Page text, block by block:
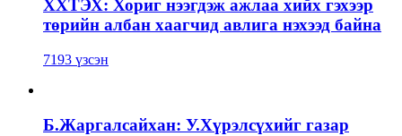
ХХТЭХ: Хориг нээгдэж ажлаа хийх гэхээр
төрийн албан хаагчид авлига нэхээд байна
7193 үзсэн
Б.Жаргалсайхан: У.Хүрэлсүхийг газар